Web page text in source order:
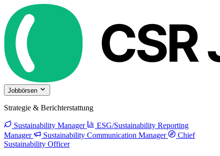
Jobbörsen
Strategie & Berichterstattung
Sustainability Manager
ESG/Sustainability Reporting
Manager
Sustainability Communication Manager
Chief
Sustainability Officer